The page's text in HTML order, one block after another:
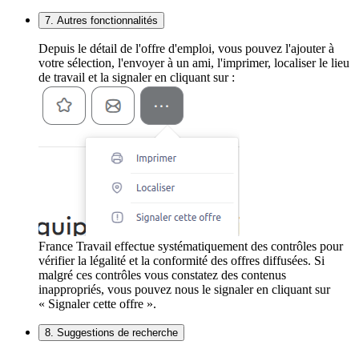
7. Autres fonctionnalités
Depuis le détail de l'offre d'emploi, vous pouvez l'ajouter à
votre sélection, l'envoyer à un ami, l'imprimer, localiser le lieu
de travail et la signaler en cliquant sur :
France Travail effectue systématiquement des contrôles pour
vérifier la légalité et la conformité des offres diffusées. Si
malgré ces contrôles vous constatez des contenus
inappropriés, vous pouvez nous le signaler en cliquant sur
« Signaler cette offre ».
8. Suggestions de recherche